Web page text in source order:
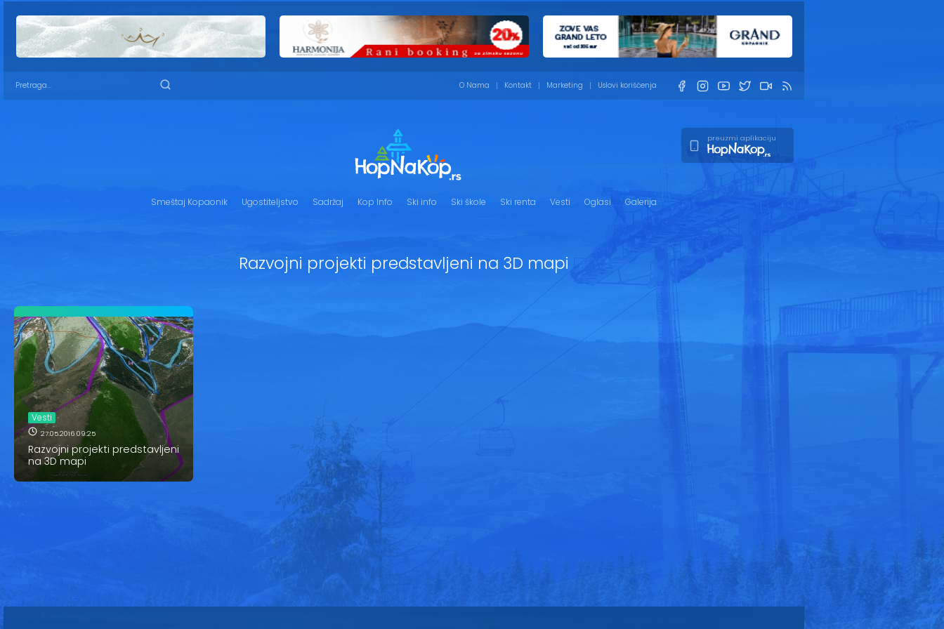
O Nama Kontakt Marketing Uslovi korišćenja
preuzmi aplikaciju
Smeštaj Kopaonik Ugostiteljstvo Sadržaj Kop Info Ski info Ski škole Ski renta Vesti Oglasi Galerija
Razvojni projekti predstavljeni na 3D mapi
Vesti
27.05.2016 09:25
Razvojni projekti predstavljeni
na 3D mapi